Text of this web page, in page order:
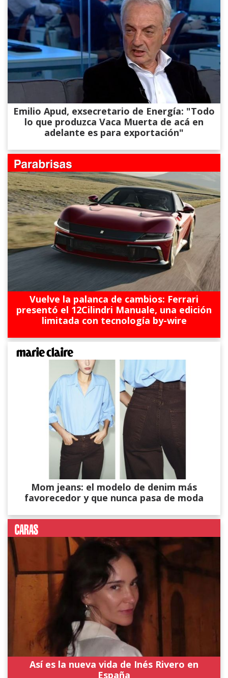
Emilio Apud, exsecretario de Energía: "Todo
lo que produzca Vaca Muerta de acá en
adelante es para exportación"
Vuelve la palanca de cambios: Ferrari
presentó el 12Cilindri Manuale, una edición
limitada con tecnología by-wire
Mom jeans: el modelo de denim más
favorecedor y que nunca pasa de moda
Así es la nueva vida de Inés Rivero en
España